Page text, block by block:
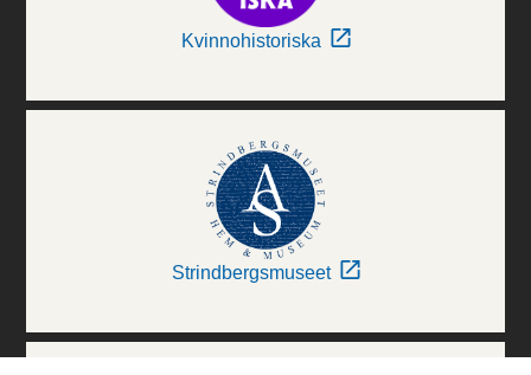
Kvinnohistoriska
Strindbergsmuseet